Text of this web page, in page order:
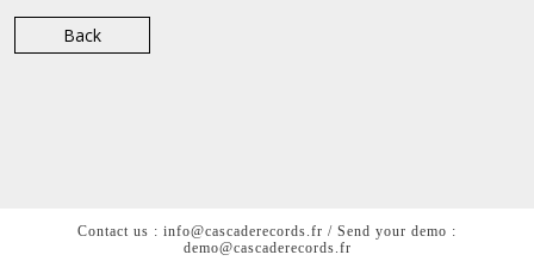
Back
Contact us : info@cascaderecords.fr / Send your demo :
demo@cascaderecords.fr